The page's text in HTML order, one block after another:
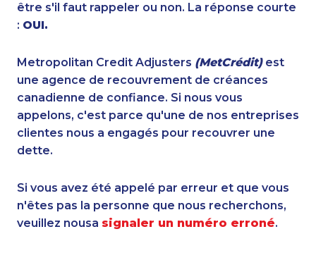
être s'il faut rappeler ou non. La réponse courte
: OUI.
Metropolitan Credit Adjusters (MetCrédit)est
une agence de recouvrement de créances
canadienne de confiance. Si nous vous
appelons, c'est parce qu'une de nos entreprises
clientes nous a engagés pour recouvrer une
dette.
Si vous avez été appelé par erreur et que vous
n'êtes pas la personne que nous recherchons,
veuillez nousa signaler un numéro erroné.